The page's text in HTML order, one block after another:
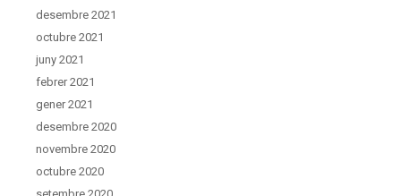
desembre 2021
octubre 2021
juny 2021
febrer 2021
gener 2021
desembre 2020
novembre 2020
octubre 2020